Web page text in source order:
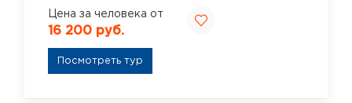
Цена за человека от
16 200 руб.
Посмотреть тур